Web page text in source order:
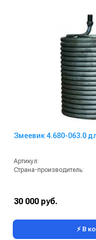
Змеевик 4.680-063.0
Артикул:
Страна-производитель:
30 000 руб.
⚡ В